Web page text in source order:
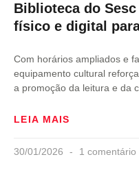
Biblioteca do
físico e digital
Com horários ampliados e
equipamento cultural
a promoção da leitura e da
LEIA MAIS
30/01/2026 1 comentário